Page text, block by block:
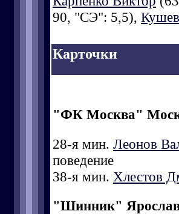
90, "СЭ": 5,5),
Карточки
"ФК Москва"
28-я мин. Леонов
поведение
38-я мин. Хлестов
"Шинник"